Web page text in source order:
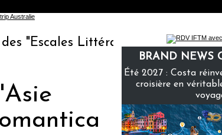
Littéraires", la première librairie
BRAND NEWS
Été 2027 : Costa
croisière en